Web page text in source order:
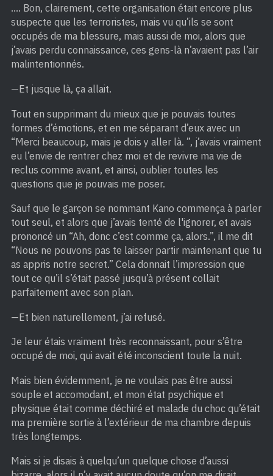
…. Bon, clairement, cette organisation était encore plus
suspecte que les terroristes, mais vu qu’ils se sont
occupés de ma blessure, mais aussi de moi, alors que
j’avais perdu connaissance, ces gens-là n’avaient pas l’air
malintentionnés.
—Et jusque là, ça allait.
Tout en supprimant du mieux que je pouvais toutes
formes d’émotions, et en me séparant d’eux avec un
“Merci beaucoup, mais je dois y aller là. ”, j’avais vraiment
eu l’envie de rentrer chez moi et de revivre ma vie de
reclus comme avant, et ainsi, oublier toutes les
questions que je pouvais me poser.
Sauf que le garçon se nommant Kano commença à parler
tout seul, et alors que j’avais tenté de l'ignorer, et avais
prononcé un “Ah, donc c’est comme ça, alors.”, il me dit
“Nous ne pouvons pas te laisser partir maintenant que tu
as appris notre secret.” Cela donnait l’impression que
tout ce qu’il s’était passé jusqu’à présent collait
parfaitement avec son plan.
—Et bien naturellement, j’ai refusé.
Je leur étais vraiment très reconnaissant, pour s’être
occupé de moi, qui avait été inconscient toute la nuit.
Mais bien évidemment, je ne voulais pas être aussi
souple et accomodant, et mon état psychique et
physique était comme déchiré et malade du choc qu’était
ma première sortie à l’extérieur de ma chambre depuis
très longtemps.
Mais si je disais à quelqu’un quelque chose d’aussi